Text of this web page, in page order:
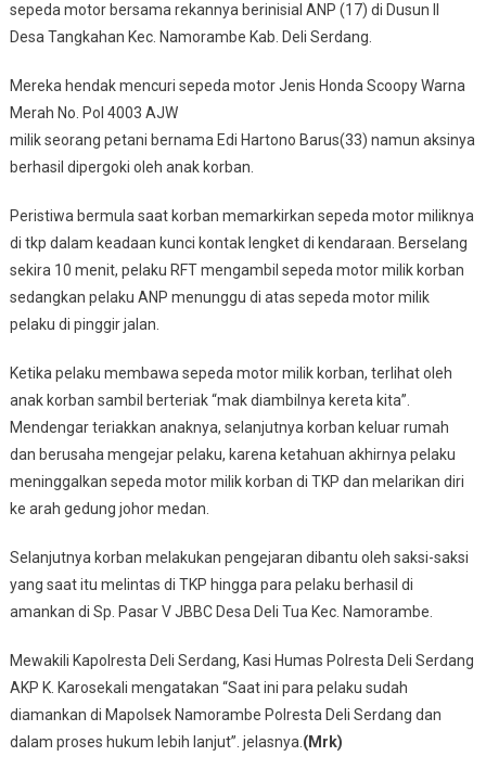
sepeda motor bersama rekannya berinisial ANP (17) di Dusun II
Desa Tangkahan Kec. Namorambe Kab. Deli Serdang.
Mereka hendak mencuri sepeda motor Jenis Honda Scoopy Warna
Merah No. Pol 4003 AJW
milik seorang petani bernama Edi Hartono Barus(33) namun aksinya
berhasil dipergoki oleh anak korban.
Peristiwa bermula saat korban memarkirkan sepeda motor miliknya
di tkp dalam keadaan kunci kontak lengket di kendaraan. Berselang
sekira 10 menit, pelaku RFT mengambil sepeda motor milik korban
sedangkan pelaku ANP menunggu di atas sepeda motor milik
pelaku di pinggir jalan.
Ketika pelaku membawa sepeda motor milik korban, terlihat oleh
anak korban sambil berteriak “mak diambilnya kereta kita”.
Mendengar teriakkan anaknya, selanjutnya korban keluar rumah
dan berusaha mengejar pelaku, karena ketahuan akhirnya pelaku
meninggalkan sepeda motor milik korban di TKP dan melarikan diri
ke arah gedung johor medan.
Selanjutnya korban melakukan pengejaran dibantu oleh saksi-saksi
yang saat itu melintas di TKP hingga para pelaku berhasil di
amankan di Sp. Pasar V JBBC Desa Deli Tua Kec. Namorambe.
Mewakili Kapolresta Deli Serdang, Kasi Humas Polresta Deli Serdang
AKP K. Karosekali mengatakan “Saat ini para pelaku sudah
diamankan di Mapolsek Namorambe Polresta Deli Serdang dan
dalam proses hukum lebih lanjut”. jelasnya.(Mrk)